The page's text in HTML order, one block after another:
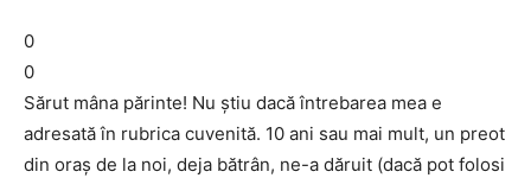
0
0
Sărut mâna părinte! Nu știu dacă întrebarea mea e
adresată în rubrica cuvenită. 10 ani sau mai mult, un preot
din oraș de la noi, deja bătrân, ne-a dăruit (dacă pot folosi